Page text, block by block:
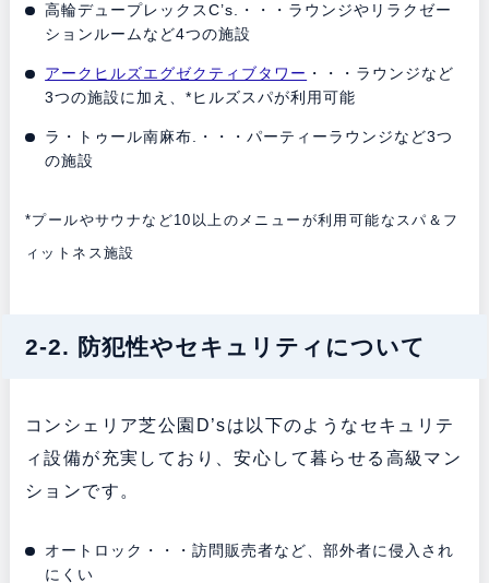
高輪デュープレックスC’s.・・・ラウンジやリラクゼー
ションルームなど4つの施設
アークヒルズエグゼクティブタワー ・・・ラウンジなど
3つの施設に加え、*ヒルズスパが利用可能
ラ・トゥール南麻布.・・・パーティーラウンジなど3つ
の施設
*プールやサウナなど10以上のメニューが利用可能なスパ＆フ
ィットネス施設
2-2. 防犯性やセキュリティについて
コンシェリア芝公園D’sは以下のようなセキュリテ
ィ設備が充実しており、安心して暮らせる高級マン
ションです。
オートロック・・・訪問販売者など、部外者に侵入され
にくい